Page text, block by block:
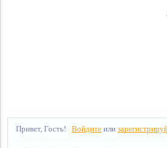
Привет, Гость! Войдите или